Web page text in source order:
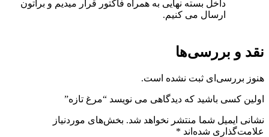
داخل بسته نهایی به همراه فاکتور قرار میدیم و براتون
ارسال می کنیم.
نقد و بررسی‌ها
هنوز بررسی‌ای ثبت نشده است.
اولین کسی باشید که دیدگاهی می نویسد “مرغ تازه”
نشانی ایمیل شما منتشر نخواهد شد. بخش‌های موردنیاز
علامت‌گذاری شده‌اند *